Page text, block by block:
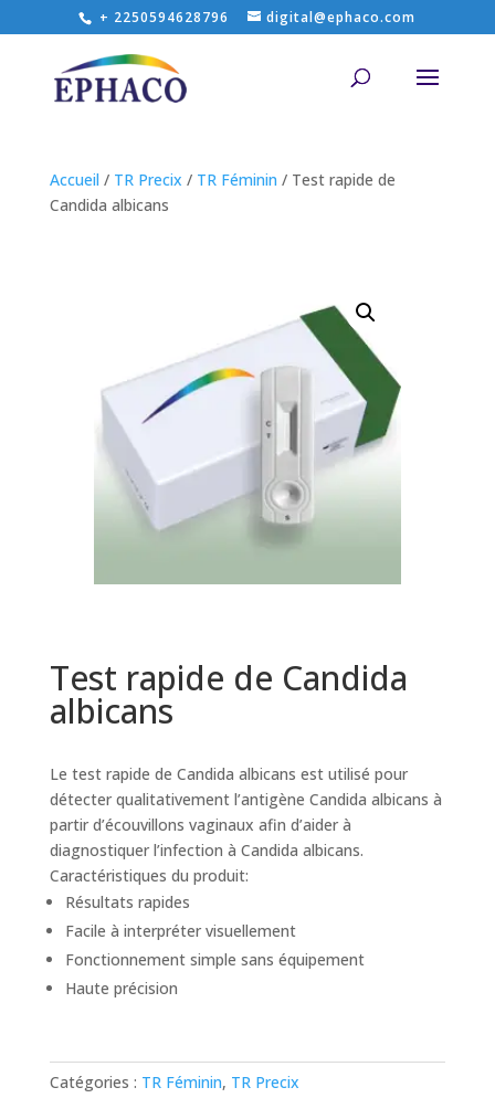
+ 2250594628796 digital@ephaco.com
Accueil / TR Precix / TR Féminin / Test rapide de
Candida albicans
Test rapide de Candida
albicans
Le test rapide de Candida albicans est utilisé pour
détecter qualitativement l’antigène Candida albicans à
partir d’écouvillons vaginaux afin d’aider à
diagnostiquer l’infection à Candida albicans.
Caractéristiques du produit:
Résultats rapides
Facile à interpréter visuellement
Fonctionnement simple sans équipement
Haute précision
Catégories : TR Féminin, TR Precix